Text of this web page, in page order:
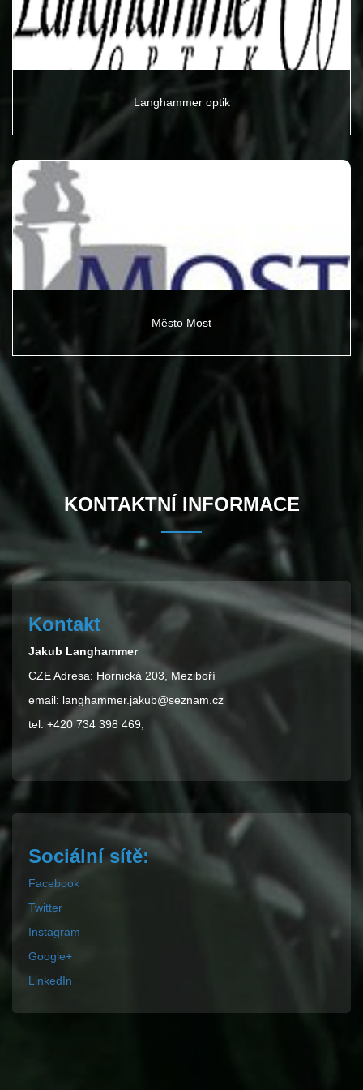
Langhammer optik
Město Most
KONTAKTNÍ INFORMACE
Kontakt
Jakub Langhammer
CZE Adresa: Hornická 203, Meziboří
email: langhammer.jakub@seznam.cz
tel: +420 734 398 469,
Sociální sítě:
Facebook
Twitter
Instagram
Google+
LinkedIn